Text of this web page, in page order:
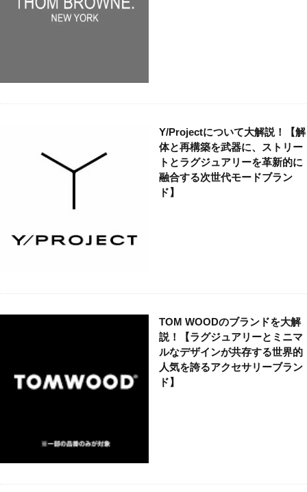
Y/Projectについて大解説！【解
体と再構築を武器に、ストリー
トとラグジュアリーを革新的に
融合する次世代モードブラン
ド】
TOM WOODのブランドを大解
説！【ラグジュアリーとミニマ
ルなデザインが共存する世界的
人気を誇るアクセサリーブラン
ド】